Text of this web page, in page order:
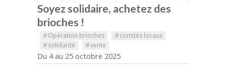
Soyez solidaire, achetez des
brioches !
#Opération brioches #comités locaux
#solidarité #vente
Du 4 au 25 octobre 2025